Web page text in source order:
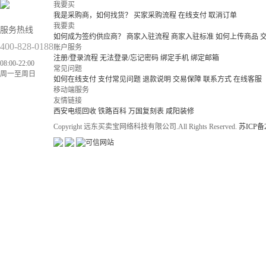
服务热线
400-828-0188
08:00-22:00
周一至周日
我要买
我是采购商，如何找货？
买家采购流程 在线支付 取消订单
我要卖
如何成为签约供应商？
商家入驻流程 商家入驻标准 如何上传商品
账户服务
注册/登录流程 无法登录/忘记密码 绑定手机 绑定邮箱
常见问题
如何在线支付 支付常见问题 退款说明 交易保障 联系方式 在线客服
移动端服务
友情链接
西安电缆回收 铁路百科 万国复刻表 咸阳装修
Copyright 远东买卖宝网络科技有限公司.All Rights Reserved. 苏ICP备